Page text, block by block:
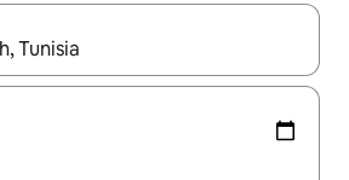
beschikbaar zijn, maak je een keuze